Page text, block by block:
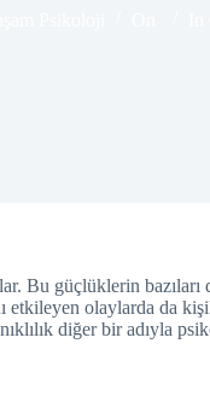
Bu güçlüklerin bazıları
etkileyen olaylarda da
diğer bir adıyla